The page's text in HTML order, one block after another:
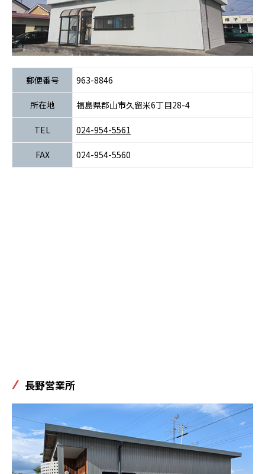
郵便番号 963-8846
所在地 福島県郡山市久留米6丁目28-4
TEL 024-954-5561
FAX 024-954-5560
長野営業所